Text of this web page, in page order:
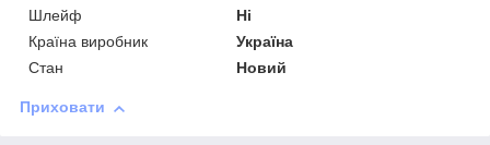
Шлейф
Ні
Країна виробник
Україна
Стан
Новий
Приховати